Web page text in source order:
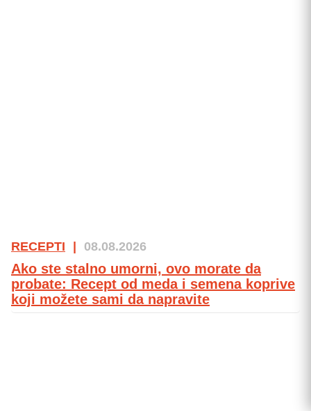
RECEPTI 08.08.2026
Ako ste stalno umorni, ovo morate da
probate: Recept od meda i semena koprive
koji možete sami da napravite